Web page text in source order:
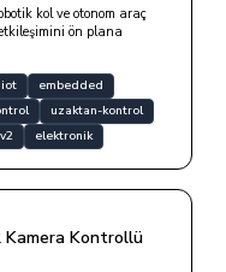
kol ve otonom araç
ön plana
iot
embedded
uzaktan-kontrol
elektronik
Kamera Kontrollü